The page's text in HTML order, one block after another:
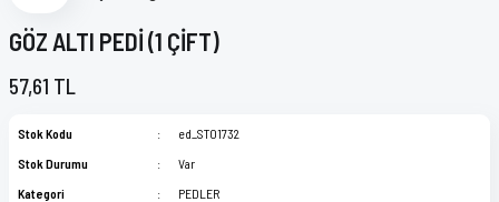
GÖZ ALTI PEDİ (1 ÇİFT)
57,61 TL
Stok Kodu
ed_ST01732
Stok Durumu
Var
Kategori
PEDLER